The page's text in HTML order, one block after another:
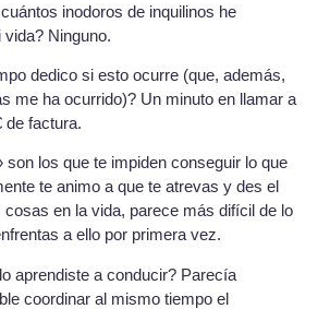
inodoros de inquilinos he
Ninguno.
dedico si esto ocurre (que, además,
me ha ocurrido)? Un minuto en llamar a
de factura.
son los que te impiden conseguir lo que
te animo a que te atrevas y des el
cosas en la vida, parece más difícil de lo
a ello por primera vez.
aprendiste a conducir? Parecía
coordinar al mismo tiempo el